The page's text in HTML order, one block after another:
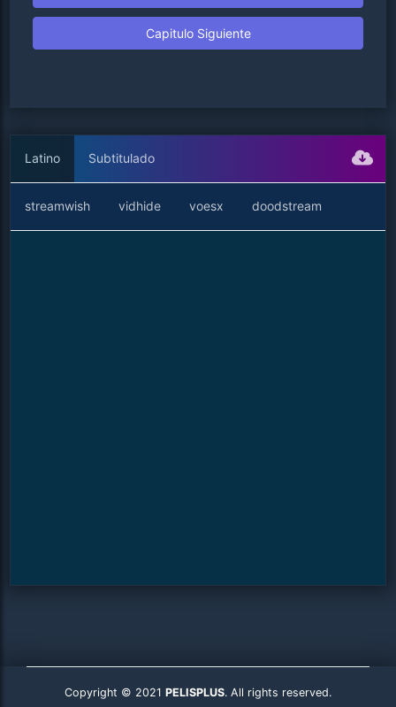
Capitulo Siguiente
Latino Subtitulado
streamwish vidhide voesx doodstream
Copyright © 2021 PELISPLUS. All rights reserved.